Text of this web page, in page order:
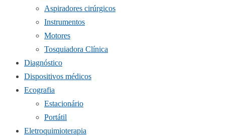
Aspiradores cirúrgicos
Instrumentos
Motores
Tosquiadora Clínica
Diagnóstico
Dispositivos médicos
Ecografia
Estacionário
Portátil
Eletroquimioterapia